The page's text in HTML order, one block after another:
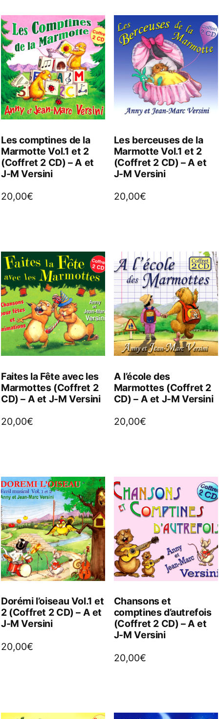
Les comptines de la
Marmotte Vol.1 et 2
(Coffret 2 CD) – A et
J-M Versini
20,00€
Les berceuses de la
Marmotte Vol.1 et 2
(Coffret 2 CD) – A et
J-M Versini
20,00€
Faites la Fête avec les
Marmottes (Coffret 2
CD) – A et J-M Versini
20,00€
A l’école des
Marmottes (Coffret 2
CD) – A et J-M Versini
20,00€
Dorémi l’oiseau Vol.1 et
2 (Coffret 2 CD) – A et
J-M Versini
20,00€
Chansons et
comptines d’autrefois
(Coffret 2 CD) – A et
J-M Versini
20,00€